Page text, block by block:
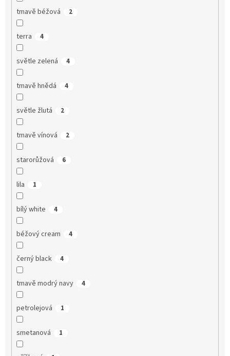
tmavě béžová 2
terra 4
světle zelená 4
tmavě hnědá 4
světle žlutá 2
tmavě vínová 2
starorůžová 6
lila 1
bílý white 4
béžový cream 4
černý black 4
tmavě modrý navy 4
petrolejová 1
smetanová 1